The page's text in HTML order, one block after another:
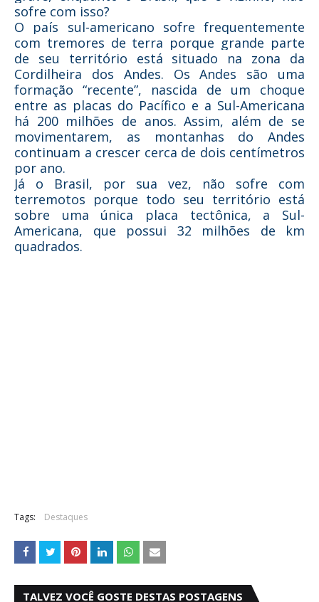
sofre com isso?
O país sul-americano sofre frequentemente
com tremores de terra porque grande parte
de seu território está situado na zona da
Cordilheira dos Andes. Os Andes são uma
formação “recente”, nascida de um choque
entre as placas do Pacífico e a Sul-Americana
há 200 milhões de anos. Assim, além de se
movimentarem, as montanhas do Andes
continuam a crescer cerca de dois centímetros
por ano.
Já o Brasil, por sua vez, não sofre com
terremotos porque todo seu território está
sobre uma única placa tectônica, a Sul-
Americana, que possui 32 milhões de km
quadrados.
Tags: Destaques
TALVEZ VOCÊ GOSTE DESTAS POSTAGENS